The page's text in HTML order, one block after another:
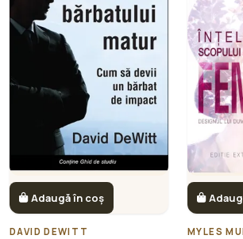
Adaugă în coș
DAVID DEWITT MYLES